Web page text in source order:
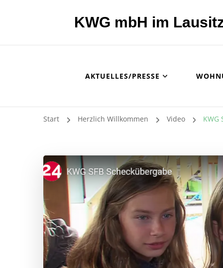
KWG mbH im
AKTUELLES/PRESSE
Start Herzlich Willkommen Video KWG